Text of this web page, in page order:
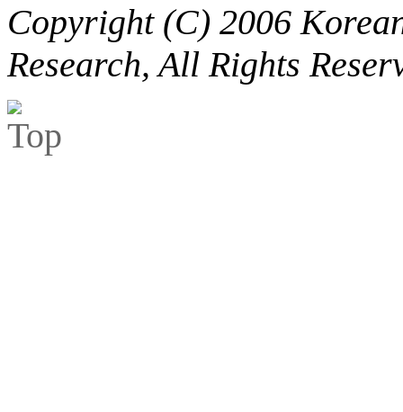
Copyright (C) 2006
Research, All Rights